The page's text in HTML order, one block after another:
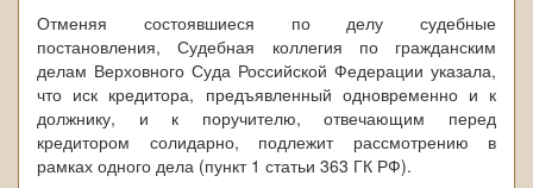
Отменяя состоявшиеся по делу судебные
постановления, Судебная коллегия по гражданским
делам Верховного Суда Российской Федерации указала,
что иск кредитора, предъявленный одновременно и к
должнику, и к поручителю, отвечающим перед
кредитором солидарно, подлежит рассмотрению в
рамках одного дела (пункт 1 статьи 363 ГК РФ).